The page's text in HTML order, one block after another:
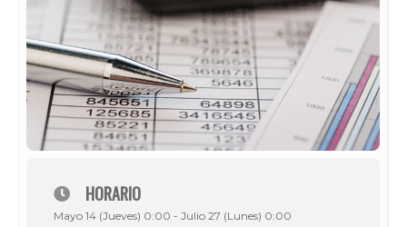
HORARIO
Mayo 14 (Jueves) 0:00 - Julio 27 (Lunes) 0:00